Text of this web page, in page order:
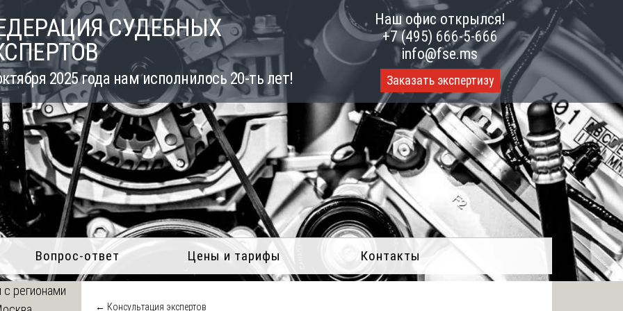
СУДЕБНЫХ
2025 года нам исполнилось 20-ть лет!
Наш офис открылся!
+7 (495) 666-5-666
info@fse.ms
Заказать экспертизу
Вопрос-ответ Цены и тарифы Контакты
← Консультация экспертов
регионами